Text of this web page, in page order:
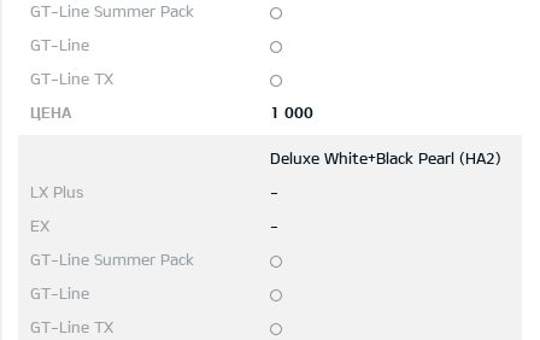
1 000
Deluxe White+Black Pearl (HA2)
-
-